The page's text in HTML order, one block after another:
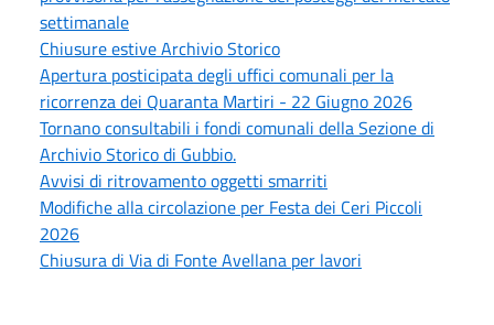
settimanale
Chiusure estive Archivio Storico
Apertura posticipata degli uffici comunali per la
ricorrenza dei Quaranta Martiri - 22 Giugno 2026
Tornano consultabili i fondi comunali della Sezione di
Archivio Storico di Gubbio.
Avvisi di ritrovamento oggetti smarriti
Modifiche alla circolazione per Festa dei Ceri Piccoli
2026
Chiusura di Via di Fonte Avellana per lavori